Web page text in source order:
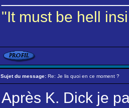
"It must be hell
Sujet du message: Re: Je lis quoi en ce moment ?
Après K. Dick je